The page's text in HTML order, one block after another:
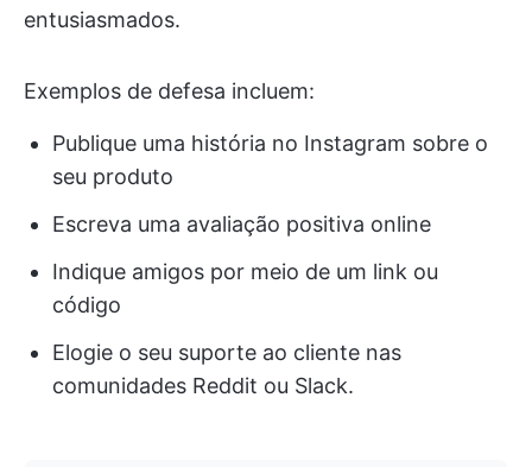
entusiasmados.
Exemplos de defesa incluem:
Publique uma história no Instagram sobre o
seu produto
Escreva uma avaliação positiva online
Indique amigos por meio de um link ou
código
Elogie o seu suporte ao cliente nas
comunidades Reddit ou Slack.